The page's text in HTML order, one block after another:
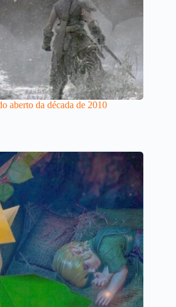
aberto da década de 2010